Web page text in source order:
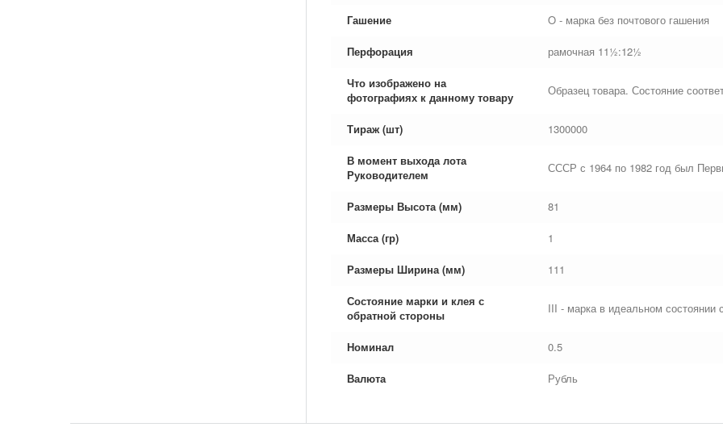
Гашение O - марка без почтового гашения
Перфорация рамочная 11½:12½
Что изображено на
фотографиях к данному товару
Образец товара. Состояние
Тираж (шт) 1300000
В момент выхода лота
Руководителем
СССР с 1964 по 1982 год был
Размеры Высота (мм) 81
Масса (гр) 1
Размеры Ширина (мм) 111
Состояние марки и клея с
обратной стороны
III - марка в идеальном состоянии
Номинал 0.5
Валюта Рубль